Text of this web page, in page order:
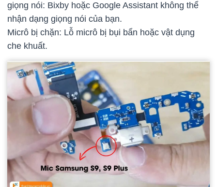
giọng nói: Bixby hoặc Google Assistant không thể
nhận dạng giọng nói của bạn.
Micrô bị chặn: Lỗ micrô bị bụi bẩn hoặc vật dụng
che khuất.